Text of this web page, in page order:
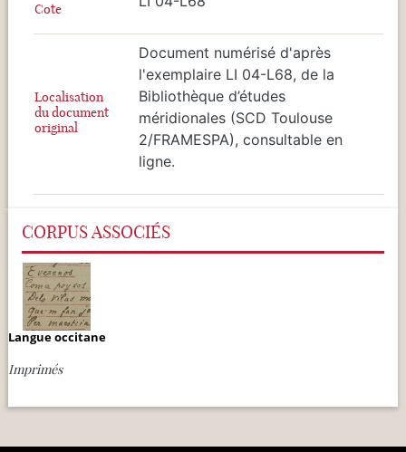
Cote
Localisation
du document
original
Document numérisé d'après
l'exemplaire LI 04-L68, de la
Bibliothèque d’études
méridionales (SCD Toulouse
2/FRAMESPA), consultable en
ligne.
CORPUS ASSOCIÉS
Langue occitane
Imprimés